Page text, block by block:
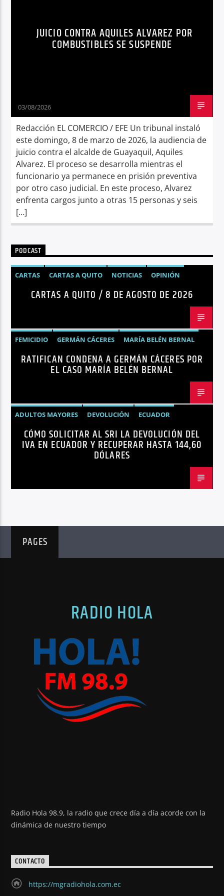
JUICIO CONTRA AQUILES ALVAREZ POR
COMBUSTIBLES SE SUSPENDE
03/08/2026
Redacción EL COMERCIO / EFE Un tribunal instaló
este domingo, 8 de marzo de 2026, la audiencia de
juicio contra el alcalde de Guayaquil, Aquiles
Alvarez. El proceso se desarrolla mientras el
funcionario ya permanece en prisión preventiva
por otro caso judicial. En este proceso, Alvarez
enfrenta cargos junto a otras 15 personas y seis
[…]
PODCAST
CARTAS CARTAS A QUITO NOTICIAS OPINIÓN
CARTAS A QUITO / 8 DE AGOSTO DE 2026
FEMICIDIO GERMÁN CÁCERES
MARÍA BELÉN BERNAL
NOTICIAS
SEGURIDAD
RATIFICAN CONDENA A GERMÁN CÁCERES POR
EL CASO MARÍA BELÉN BERNAL
ADULTOS MAYORES DEVOLUCIÓN
ECUADOR
NEGOCIOS
NOTICIAS PERSONAS CON DISCAPACIDAD
CÓMO SOLICITAR AL SRI LA DEVOLUCIÓN DEL
IVA EN ECUADOR Y RECUPERAR HASTA 144,60
DÓLARES
PAGES
RADIO HOLA
Radio Hola 98.9, la radio que crece día a día acorde con la
dinámica de nuestro tiempo
CONTACTO
https://mgradiohola.com.ec